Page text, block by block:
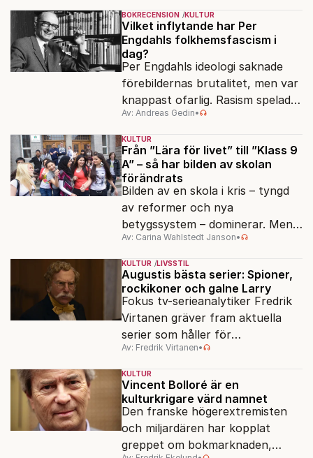
BOKRECENSION KULTUR
Vilket inflytande har Per
Engdahls folkhemsfascism i
dag?
Per Engdahls ideologi saknade
förebildernas brutalitet, men var
knappast ofarlig. Rasism spelades
ned i förmån för "kultur". Känns
det igen?
Av: Andreas Gedin•
KULTUR
Från ”Lära för livet” till ”Klass 9
A” – så har bilden av skolan
förändrats
Bilden av en skola i kris – tyngd
av reformer och nya
betygssystem – dominerar. Men
vem äger berättelsen om skolan?
Av: Carina Wahlstedt Janson•
KULTUR LIVSSTIL
Augustis bästa serier: Spioner,
rockikoner och galne Larry
Fokus tv-serieanalytiker Fredrik
Virtanen gräver fram aktuella
serier som håller för
augustisoffan – när
sensommarmörkret smyger sig
på och tv-utbudet blir din bästa
vän.
Av: Fredrik Virtanen•
KULTUR
Vincent Bolloré är en
kulturkrigare värd namnet
Den franske högerextremisten
och miljardären har kopplat
greppet om bokmarknaden,